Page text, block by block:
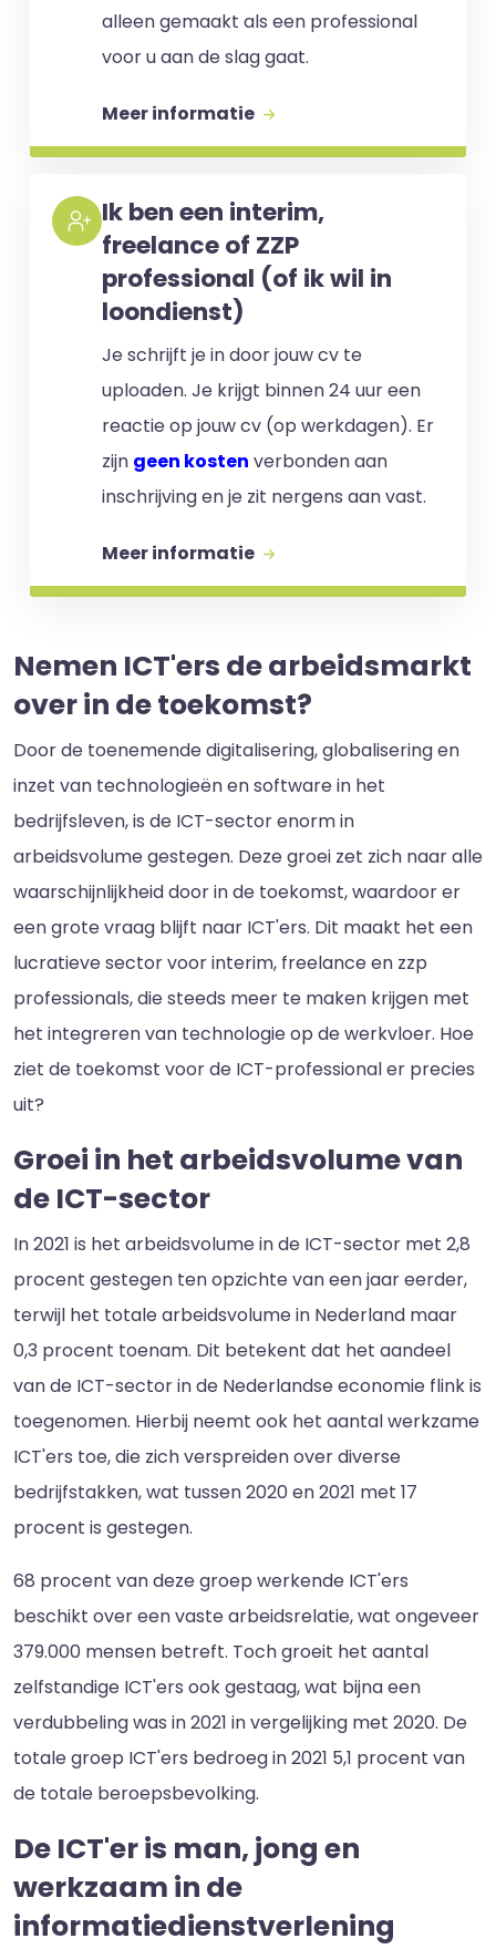
alleen gemaakt als een professional
voor u aan de slag gaat.
Meer informatie
Ik ben een interim,
freelance of ZZP
professional (of ik wil in
loondienst)
Je schrijft je in door jouw cv te
uploaden. Je krijgt binnen 24 uur een
reactie op jouw cv (op werkdagen). Er
zijn geen kosten verbonden aan
inschrijving en je zit nergens aan vast.
Meer informatie
Nemen ICT'ers de arbeidsmarkt
over in de toekomst?
Door de toenemende digitalisering, globalisering en
inzet van technologieën en software in het
bedrijfsleven, is de ICT-sector enorm in
arbeidsvolume gestegen. Deze groei zet zich naar alle
waarschijnlijkheid door in de toekomst, waardoor er
een grote vraag blijft naar ICT'ers. Dit maakt het een
lucratieve sector voor interim, freelance en zzp
professionals, die steeds meer te maken krijgen met
het integreren van technologie op de werkvloer. Hoe
ziet de toekomst voor de ICT-professional er precies
uit?
Groei in het arbeidsvolume van
de ICT-sector
In 2021 is het arbeidsvolume in de ICT-sector met 2,8
procent gestegen ten opzichte van een jaar eerder,
terwijl het totale arbeidsvolume in Nederland maar
0,3 procent toenam. Dit betekent dat het aandeel
van de ICT-sector in de Nederlandse economie flink is
toegenomen. Hierbij neemt ook het aantal werkzame
ICT'ers toe, die zich verspreiden over diverse
bedrijfstakken, wat tussen 2020 en 2021 met 17
procent is gestegen.
68 procent van deze groep werkende ICT'ers
beschikt over een vaste arbeidsrelatie, wat ongeveer
379.000 mensen betreft. Toch groeit het aantal
zelfstandige ICT'ers ook gestaag, wat bijna een
verdubbeling was in 2021 in vergelijking met 2020. De
totale groep ICT'ers bedroeg in 2021 5,1 procent van
de totale beroepsbevolking.
De ICT'er is man, jong en
werkzaam in de
informatiedienstverlening